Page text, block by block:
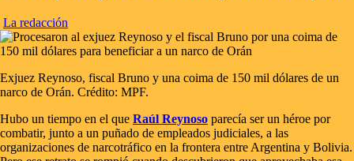
La redacción
Exjuez Reynoso, fiscal Bruno y una coima de 150 mil dólares de un
narco de Orán. Crédito: MPF.
Hubo un tiempo en el que Raúl Reynoso parecía ser un héroe por
combatir, junto a un puñado de empleados judiciales, a las
organizaciones de narcotráfico en la frontera entre Argentina y Bolivia.